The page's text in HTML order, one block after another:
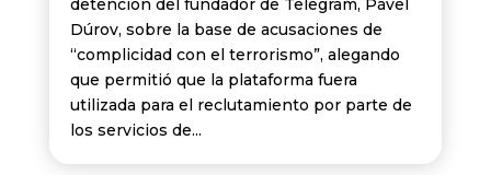
detención del fundador de Telegram, Pável
Dúrov, sobre la base de acusaciones de
“complicidad con el terrorismo”, alegando
que permitió que la plataforma fuera
utilizada para el reclutamiento por parte de
los servicios de...